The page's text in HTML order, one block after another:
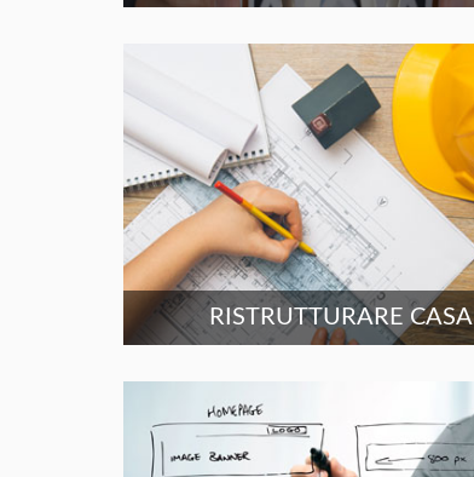
RISTRUTTURARE CASA